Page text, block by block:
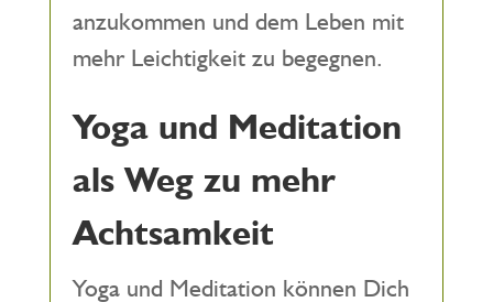
anzukommen und dem Leben mit
mehr Leichtigkeit zu begegnen.
Yoga und Meditation
als Weg zu mehr
Achtsamkeit
Yoga und Meditation können Dich